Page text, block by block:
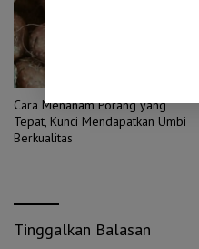
Cara Menanam Porang yang
Tepat, Kunci Mendapatkan Umbi
Berkualitas
Tinggalkan Balasan